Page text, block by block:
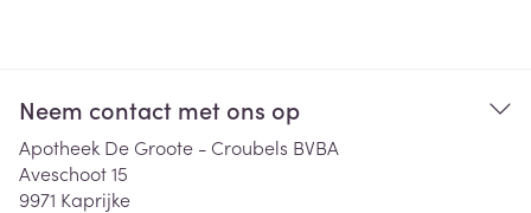
Neem contact met ons op
Apotheek De Groote - Croubels BVBA
Aveschoot 15
9971 Kaprijke